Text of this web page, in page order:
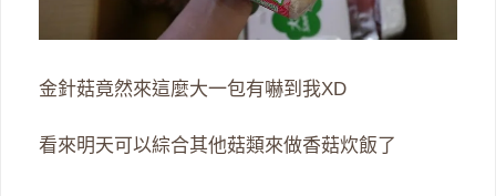
金針菇竟然來這麼大一包有嚇到我XD
看來明天可以綜合其他菇類來做香菇炊飯了